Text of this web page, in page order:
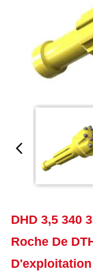
DHD 3,5 340
Roche De